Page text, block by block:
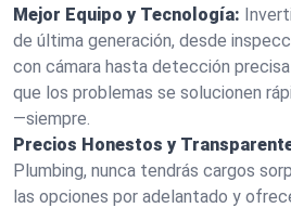
Mejor Equipo y Tecnología:
de última generación, desde
con cámara hasta detección
que los problemas se solucionen
—siempre.
Precios Honestos y
Plumbing, nunca tendrás cargos
las opciones por adelantado y